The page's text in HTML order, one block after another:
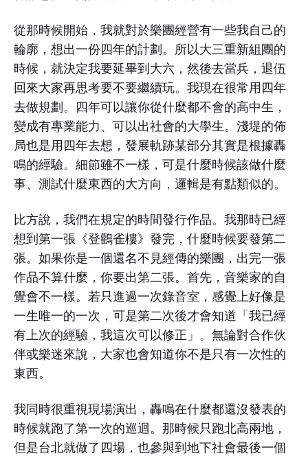
從那時候開始，我就對於樂團經營有一些我自己的
輪廓，想出一份四年的計劃。所以大三重新組團的
時候，就決定我要延畢到大六，然後去當兵，退伍
回來大家再思考要不要繼續玩。我現在很常用四年
去做規劃。四年可以讓你從什麼都不會的高中生，
變成有專業能力、可以出社會的大學生。淺堤的佈
局也是用四年去想，發展軌跡某部分其實是根據轟
鳴的經驗。細節雖不一樣，可是什麼時候該做什麼
事、測試什麼東西的大方向，邏輯是有點類似的。
比方說，我們在規定的時間發行作品。我那時已經
想到第一張《登鸛雀樓》發完，什麼時候要發第二
張。如果你是一個還名不見經傳的樂團，出完一張
作品不算什麼，你要出第二張。首先，音樂家的自
覺會不一樣。若只進過一次錄音室，感覺上好像是
一生唯一的一次，可是第二次後才會知道「我已經
有上次的經驗，我這次可以修正」。無論對合作伙
伴或樂迷來說，大家也會知道你不是只有一次性的
東西。
我同時很重視現場演出，轟鳴在什麼都還沒發表的
時候就跑了第一次的巡迴。那時候只跑北高兩地，
但是台北就做了四場，也參與到地下社會最後一個